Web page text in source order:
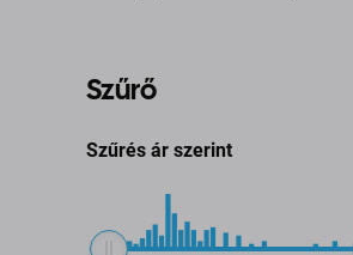
Szűrő
Szűrés ár szerint